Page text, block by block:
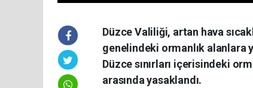
Düzce Valiliği, artan hava
genelindeki ormanlık alanlara
Düzce sınırları içerisindeki
arasında yasaklandı.